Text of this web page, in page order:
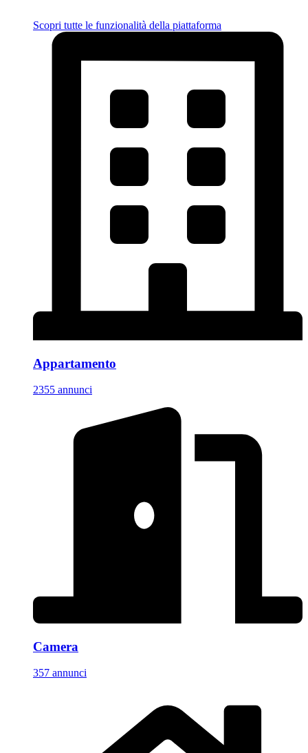
Scopri tutte le funzionalità della piattaforma
Appartamento
2355 annunci
Camera
357 annunci